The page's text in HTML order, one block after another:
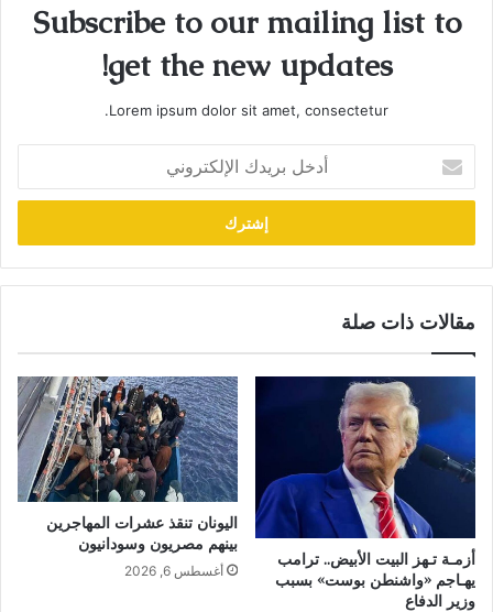
Subscribe to our mailing list to
get the new updates!
Lorem ipsum dolor sit amet, consectetur.
بريدك
الإلكتروني
مقالات ذات صلة
أزمـة تـهز البيت الأبيض.. ترامب
يهـاجم «واشنطن بوست» بسبب
وزير الدفاع
اليونان تنقذ عشرات المهاجرين
بينهم مصريون وسودانيون
أغسطس 6, 2026